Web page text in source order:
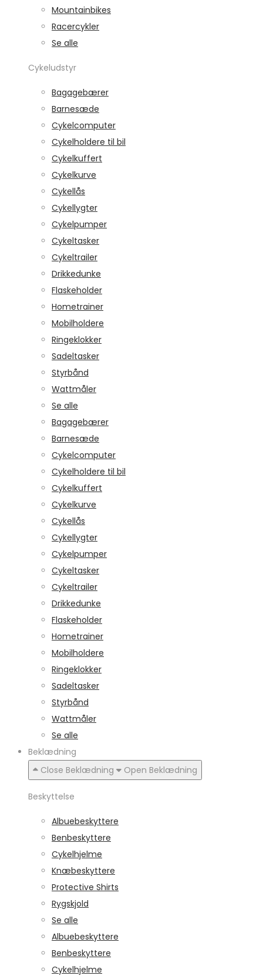
Mountainbikes
Racercykler
Se alle
Cykeludstyr
Bagagebærer
Barnesæde
Cykelcomputer
Cykelholdere til bil
Cykelkuffert
Cykelkurve
Cykellås
Cykellygter
Cykelpumper
Cykeltasker
Cykeltrailer
Drikkedunke
Flaskeholder
Hometrainer
Mobilholdere
Ringeklokker
Sadeltasker
Styrbånd
Wattmåler
Se alle
Bagagebærer
Barnesæde
Cykelcomputer
Cykelholdere til bil
Cykelkuffert
Cykelkurve
Cykellås
Cykellygter
Cykelpumper
Cykeltasker
Cykeltrailer
Drikkedunke
Flaskeholder
Hometrainer
Mobilholdere
Ringeklokker
Sadeltasker
Styrbånd
Wattmåler
Se alle
Beklædning
Close Beklædning
Open Beklædning
Beskyttelse
Albuebeskyttere
Benbeskyttere
Cykelhjelme
Knæbeskyttere
Protective Shirts
Rygskjold
Se alle
Albuebeskyttere
Benbeskyttere
Cykelhjelme